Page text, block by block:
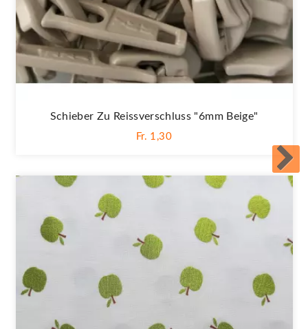
Schieber Zu Reissverschluss "6mm Beige"
Fr. 1,30